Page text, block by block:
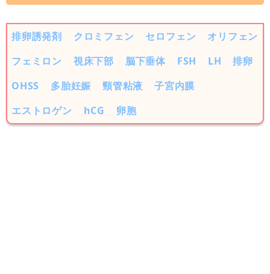
排卵誘発剤 クロミフェン セロフェン
オリフェン
フェミロン
視床下部 脳下垂体 FSH LH
排卵
OHSS
多胎妊娠 頸管粘液
子宮内膜
エストロゲン
hCG 卵胞